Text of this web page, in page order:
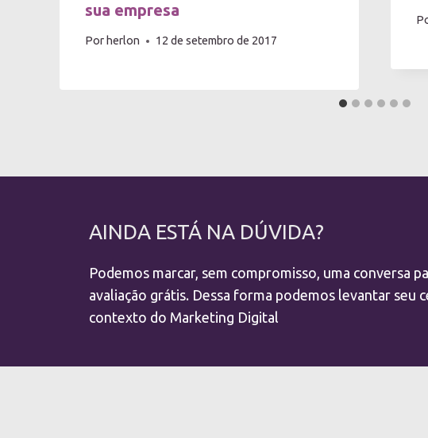
sua empresa
Por herlon 12 de setembro de 2017
AINDA ESTÁ NA DÚVIDA?
Podemos marcar, sem compromisso, uma conversa
avaliação grátis. Dessa forma podemos levantar seu
contexto do Marketing Digital